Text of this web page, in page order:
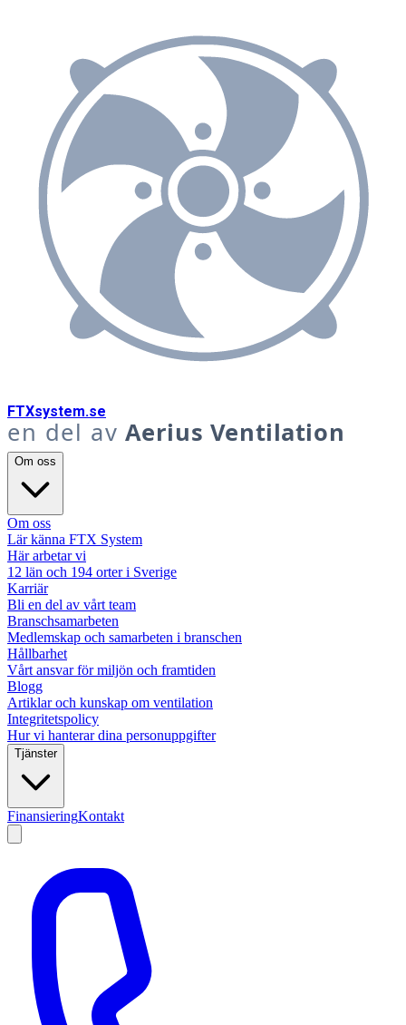
FTXsystem.se
en del av Aerius Ventilation
Om oss
Om oss
Lär känna FTX System
Här arbetar vi
12 län och 194 orter i Sverige
Karriär
Bli en del av vårt team
Branschsamarbeten
Medlemskap och samarbeten i branschen
Hållbarhet
Vårt ansvar för miljön och framtiden
Blogg
Artiklar och kunskap om ventilation
Integritetspolicy
Hur vi hanterar dina personuppgifter
Tjänster
FinansieringKontakt